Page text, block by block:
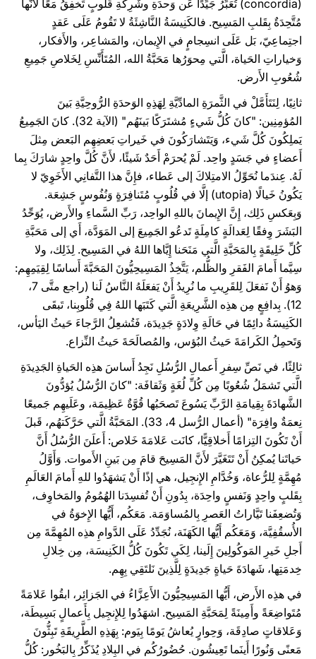
(concordia) تُعَبِّرُ جَيِّدًا عَن وَحدَةِ وشَرِكَةِ قُلُوبٍ تَخفِقُ مَعًا لأَنَّها
مُتَّحِدَةٌ بِقَلبِ المَسِيح. فالكَنِيسَةُ النَّاشِئَةُ لا تَقُومُ عَلَى عَقدٍ
اجتِماعِيّ، بَل عَلَى انسِجامٍ في الإِيمان، والمَشاعِر، والأَفكار،
وَخياراتِ الحَياة، الَّتي مِحوَرُها مَحَبَّةُ الله، المُتَأَنِّسِ لِخَلاصِ جَمِيعِ
شُعُوبِ الأَرض.
ثانِيًا، لِنَتَأَمَّلْ في الثَّمرَةِ المادِّيَّةِ لِهَذِهِ الوَحدَةِ الرُّوحِيَّةِ بَينَ
المُؤمِنِين: "كانَ كُلُّ شَيءٍ مُشتَرَكًا بَينَهُم" (الآية 32). كانَ الجَمِيعُ
يَملِكُونَ كُلَّ شَيء، وَيَتَشارَكُونَ في خَيراتِ بَعضِهِم البَعض مِثلَ
أَعضاءٍ في جَسَدٍ واحِد. لَمْ يُحرَمْ أَحَدٌ شَيئًا، لأَنَّ كُلَّ واحِدٍ شارَكَ بِما
لَهُ. عِندَما نُحَوِّلُ الامتِلاكَ إلى عَطاء، فإِنَّ هذا التَّفانِي الأَخَوِيّ لا
يَكُونُ خَيالًا (utopia) إلَّا في قُلُوبٍ مُتَنافِرَةٍ وَنُفُوسٍ جَشِعَة.
وَبِعَكسِ ذَلِك، إِنَّ الإِيمانَ باللهِ الواحِد، رَبِّ السَّماءِ والأَرض، يُوَحِّدُ
البَشَرَ وِفقًا لِعَدالَةٍ كامِلَةٍ تَدعُو الجَمِيعَ إلى المَوَدَّة، أَي إلى مَحَبَّةِ
كُلِّ خَلِيقَةٍ بِالمَحَبَّةِ الَّتي مَنَحَنا إِيَّاها اللهُ في المَسِيح. لِذَلِك، ولا
سِيَّما أَمامَ الفَقرِ والظُّلم، يَتَّخِذُ المَسِيحِيُّونَ المَحَبَّةَ أَساسًا لِقِيَمِهِم:
وَهوُ أَنْ نَفعَلَ لِلقَرِيبِ ما نُرِيدُ أَنْ يَفعَلَهُ النَّاسُ لَنا (راجع متَّى 7،
12). بِدافِعٍ مِن هذِه الشَّرِيعَةِ الَّتي كَتَبَها اللهُ فِي قُلُوبِنا، تَبقَى
الكَنِيسَةُ دائِمًا في حَالَةِ وِلادَةٍ جَدِيدَة، فَتُشعِلُ الرَّجاءَ حَيثُ اليَأس،
وَتَحمِلُ الكَرامَةَ حَيثُ البُؤس، والمُصالَحَةَ حَيثُ النِّزاع.
ثالِثًا، في نَصِّ سِفرِ أَعمالِ الرُّسُلِ نَجِدُ أَساسَ هذِه الحَياةِ الجَدِيدَةِ
الَّتي تَشمَلُ شُعُوبًا مِن كُلِّ لُغَةٍ وَثَقافَة: "كانَ الرُّسُلُ يُؤدُّونَ
الشَّهادَةَ بِقِيامَةِ الرَّبِّ يَسُوعَ تَصحَبُها قُوَّةٌ عَظِيمَة، وعَلَيهِم جَميعًا
نِعمَةٌ وافِرَة" (أعمال الرُّسل 4، 33). المَحَبَّةُ الَّتي حَرَّكَتهُم، قَبلَ
أَنْ تَكُونَ التِزامًا أَخلاقِيًّا، كانَت عَلامَةَ خَلاص: أَعلَنَ الرُّسُلُ أَنَّ
حَياتَنا يُمكِنُ أَنْ تَتَغَيَّرَ لأَنَّ المَسِيحَ قامَ مِن بَينِ الأَموات. وَأَوَّلُ
مُهِمَّةٍ لِلرُّعاة، وَخُدَّامِ الإِنجِيل، هي إذًا أَنْ يَشهَدُوا للهِ أَمامَ العَالَمِ
بِقَلبٍ واحِدٍ وَنَفسٍ واحِدَة، بِدُونِ أَنْ تُفسِدَنا الهُمُومُ والمَخاوِف،
وَتُضعِفَنا تَيَّاراتُ العَصرِ بِالمُساوَمَة. مَعَكُم، أَيُّها الإِخوَةُ في
الأُسقُفِيَّة، وَمَعَكُم أَيُّها الكَهَنَة، نُجَدِّدُ عَلَى الدَّوامِ هذِه المُهِمَّةَ مِن
أَجلِ خَيرِ المَوكُولِينَ إِلَينا، لِكَي تَكُونَ كُلُّ الكَنِيسَة، مِن خِلالِ
خِدمَتِها، شَهادَةَ حَياةٍ جَدِيدَةٍ لِلَّذِينَ نَلتَقِي بِهِم.
في هذِه الأَرض، أَيُّها المَسِيحِيُّونَ الأَعِزَّاءُ في الجَزائِر، ابقُوا عَلامَةً
مُتَواضِعَةً وأَمِينَةً لِمَحَبَّةِ المَسِيح. اشهَدُوا لِلإِنجِيل بِأَعمالٍ بَسِيطَة،
وَعَلاقاتٍ صادِقَة، وَحِوارٍ يُعاشُ يَومًا بِيَوم: بِهَذِهِ الطَّرِيقَةِ تَبِثُّونَ
مَعنًى وَنُورًا أَينَما تَعِيشُون. حُضُورُكُم في البِلادِ يُذَكِّرُ بِالبَخُور: كُلُّ